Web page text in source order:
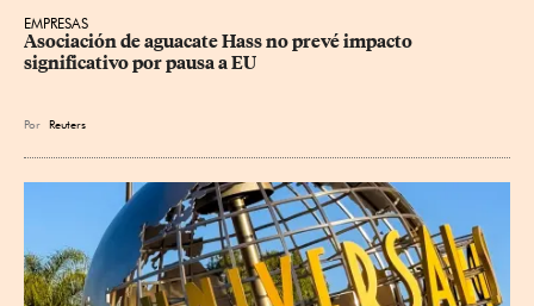
EMPRESAS
Asociación de aguacate Hass no prevé impacto
significativo por pausa a EU
Por Reuters